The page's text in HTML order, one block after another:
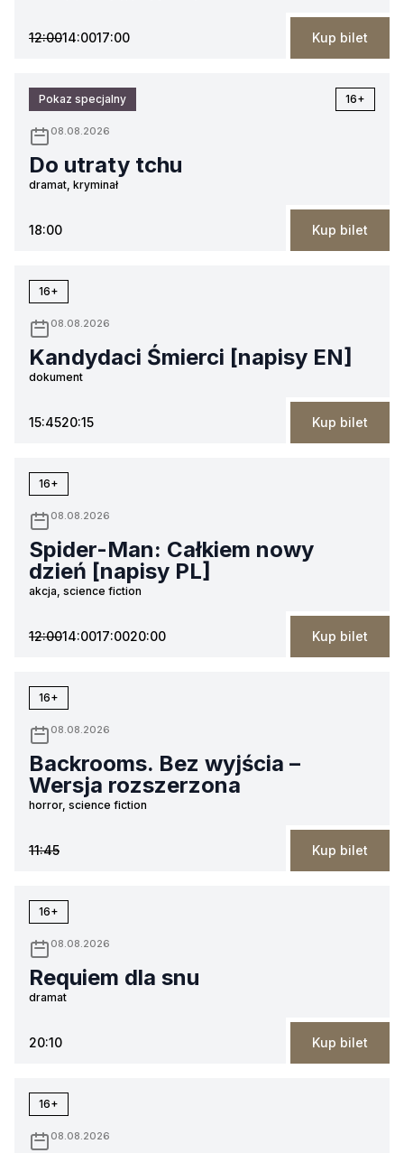
12:0014:0017:00 Kup bilet
Pokaz specjalny 16+
08.08.2026
Do utraty tchu
dramat, kryminał
18:00 Kup bilet
16+
08.08.2026
Kandydaci Śmierci [napisy EN]
dokument
15:4520:15 Kup bilet
16+
08.08.2026
Spider-Man: Całkiem nowy
dzień [napisy PL]
akcja, science fiction
12:0014:0017:0020:00 Kup bilet
16+
08.08.2026
Backrooms. Bez wyjścia –
Wersja rozszerzona
horror, science fiction
11:45 Kup bilet
16+
08.08.2026
Requiem dla snu
dramat
20:10 Kup bilet
16+
08.08.2026